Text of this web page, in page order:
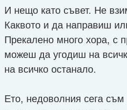
И нещо като съвет. Не
Каквото и да направиш
Прекалено много хора, с
можеш да угодиш на
на всичко останало.
Ето, недоволния сега съм